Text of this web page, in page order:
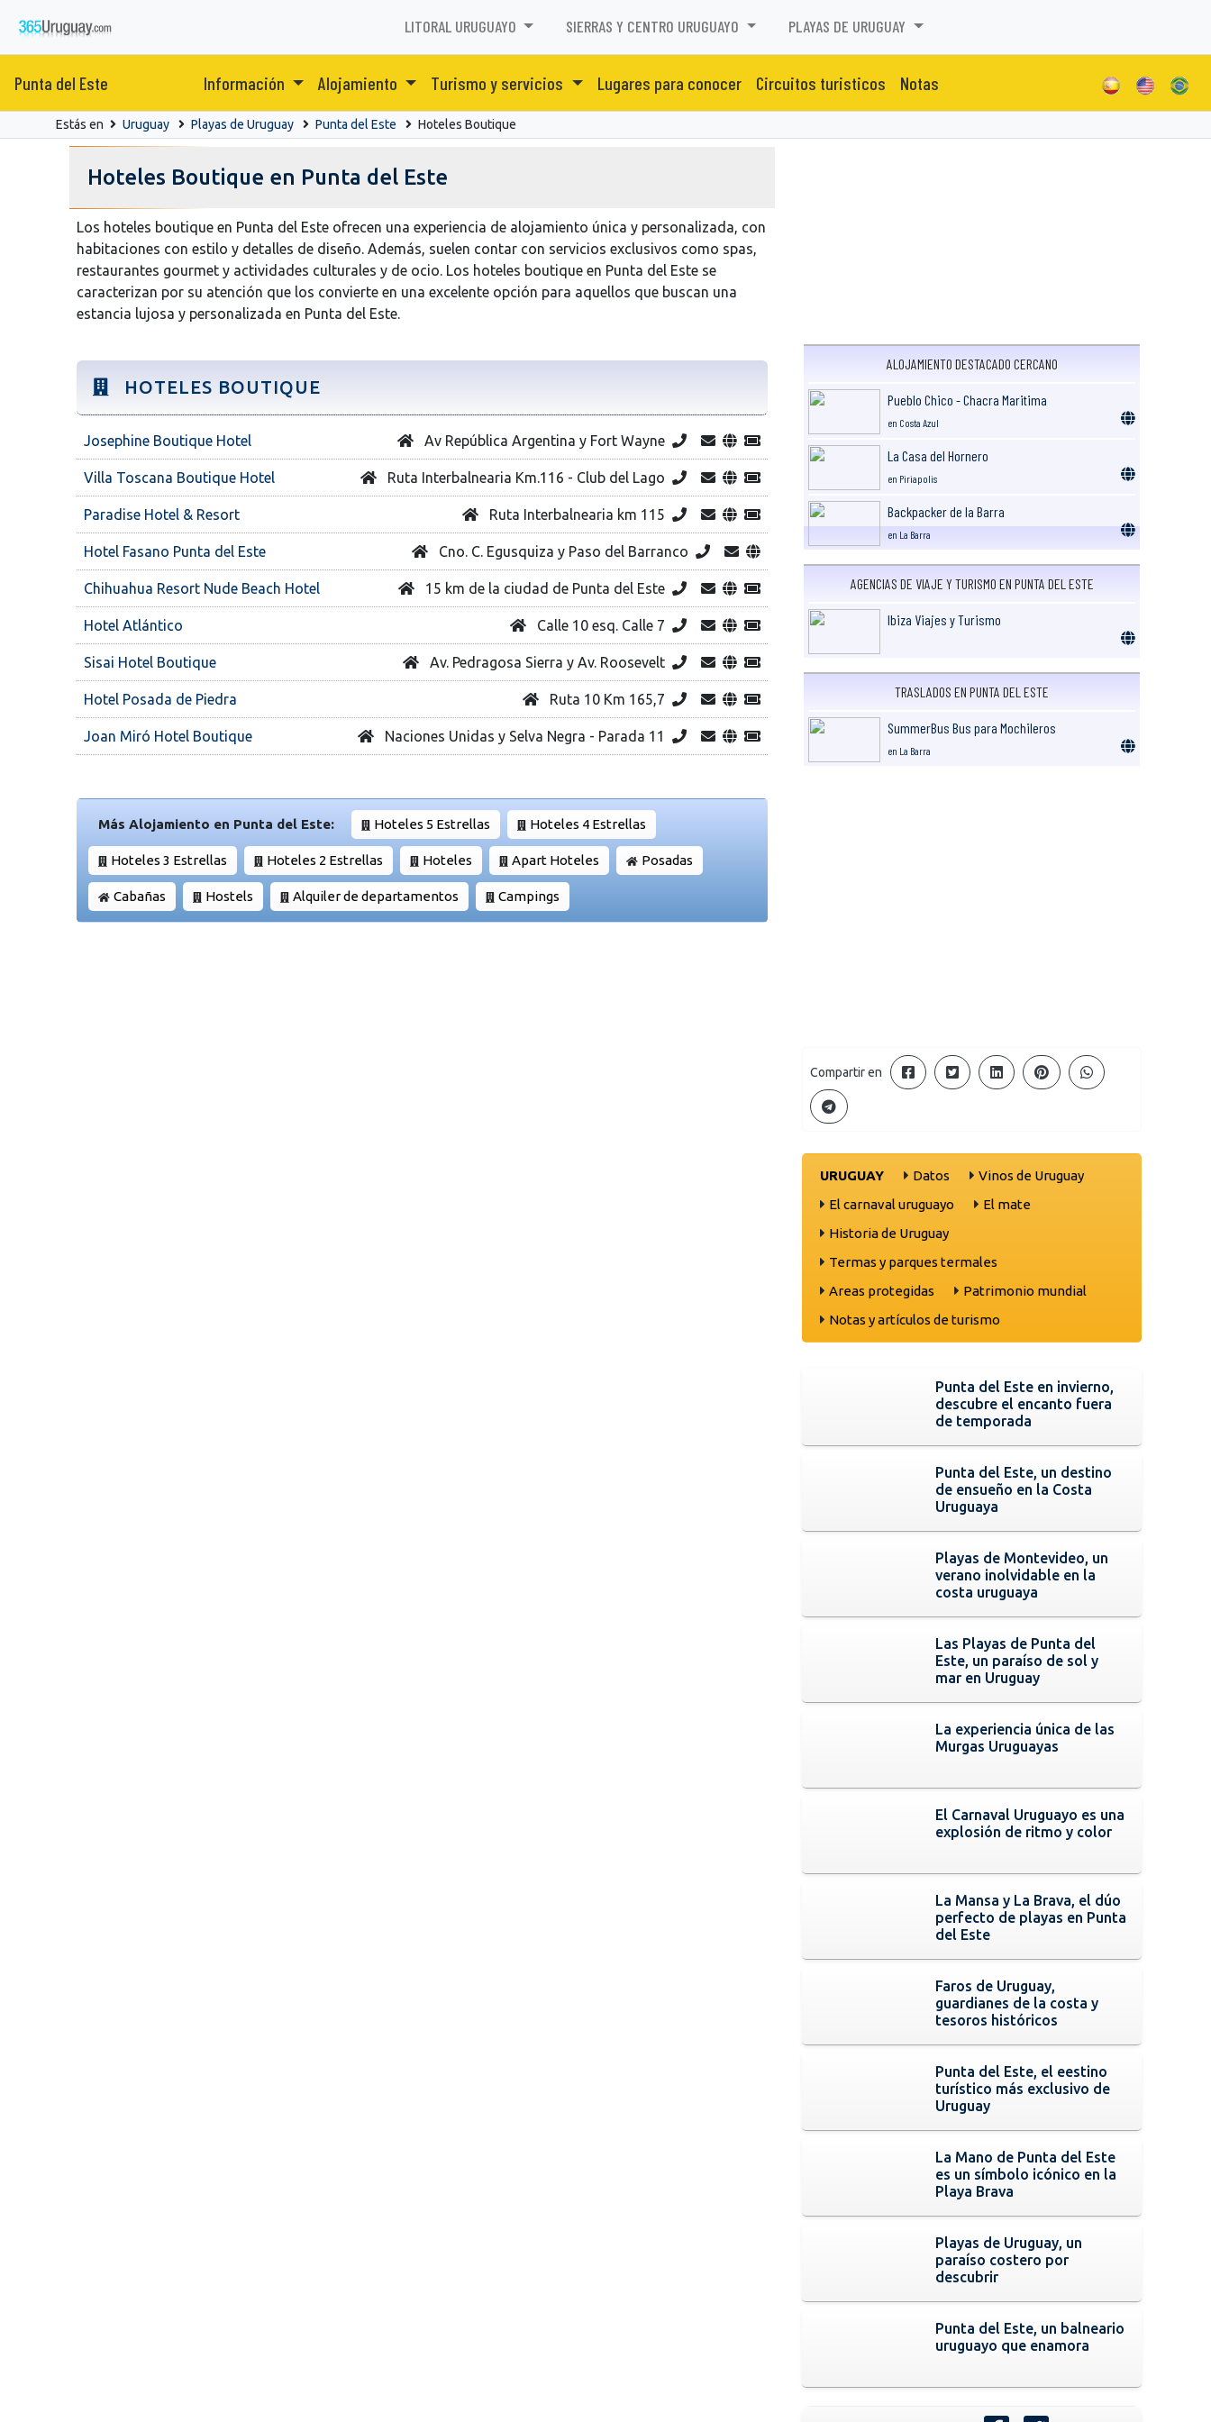
LITORAL URUGUAYO SIERRAS Y CENTRO URUGUAYO PLAYAS DE URUGUAY
Punta del Este Información Alojamiento Turismo y servicios Lugares para conocer Circuitos turisticos Notas
Estás en Uruguay Playas de Uruguay Punta del Este Hoteles Boutique
Hoteles Boutique en Punta del Este
Los hoteles boutique en Punta del Este ofrecen una experiencia de alojamiento única y personalizada, con
habitaciones con estilo y detalles de diseño. Además, suelen contar con servicios exclusivos como spas,
restaurantes gourmet y actividades culturales y de ocio. Los hoteles boutique en Punta del Este se
caracterizan por su atención que los convierte en una excelente opción para aquellos que buscan una
estancia lujosa y personalizada en Punta del Este.
HOTELES BOUTIQUE
Josephine Boutique Hotel Av República Argentina y Fort Wayne
Villa Toscana Boutique Hotel Ruta Interbalnearia Km.116 - Club del Lago
Paradise Hotel & Resort Ruta Interbalnearia km 115
Hotel Fasano Punta del Este Cno. C. Egusquiza y Paso del Barranco
Chihuahua Resort Nude Beach Hotel 15 km de la ciudad de Punta del Este
Hotel Atlántico Calle 10 esq. Calle 7
Sisai Hotel Boutique Av. Pedragosa Sierra y Av. Roosevelt
Hotel Posada de Piedra Ruta 10 Km 165,7
Joan Miró Hotel Boutique Naciones Unidas y Selva Negra - Parada 11
Más Alojamiento en Punta del Este: Hoteles 5 Estrellas Hoteles 4 Estrellas
Hoteles 3 Estrellas Hoteles 2 Estrellas Hoteles Apart Hoteles Posadas
Cabañas Hostels Alquiler de departamentos Campings
ALOJAMIENTO DESTACADO CERCANO
Pueblo Chico - Chacra Maritima
en Costa Azul
La Casa del Hornero
en Piriapolis
Backpacker de la Barra
en La Barra
AGENCIAS DE VIAJE Y TURISMO EN PUNTA DEL ESTE
Ibiza Viajes y Turismo
TRASLADOS EN PUNTA DEL ESTE
SummerBus Bus para Mochileros
en La Barra
Compartir en
URUGUAY Datos
Vinos de Uruguay
El carnaval uruguayo
El mate
Historia de Uruguay
Termas y parques termales
Areas protegidas
Patrimonio mundial
Notas y artículos de turismo
Punta del Este en invierno,
descubre el encanto fuera
de temporada
Punta del Este, un destino
de ensueño en la Costa
Uruguaya
Playas de Montevideo, un
verano inolvidable en la
costa uruguaya
Las Playas de Punta del
Este, un paraíso de sol y
mar en Uruguay
La experiencia única de las
Murgas Uruguayas
El Carnaval Uruguayo es una
explosión de ritmo y color
La Mansa y La Brava, el dúo
perfecto de playas en Punta
del Este
Faros de Uruguay,
guardianes de la costa y
tesoros históricos
Punta del Este, el eestino
turístico más exclusivo de
Uruguay
La Mano de Punta del Este
es un símbolo icónico en la
Playa Brava
Playas de Uruguay, un
paraíso costero por
descubrir
Punta del Este, un balneario
uruguayo que enamora